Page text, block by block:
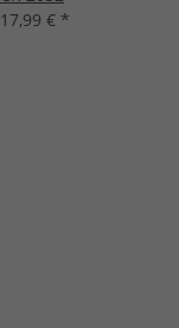
17,99 € *